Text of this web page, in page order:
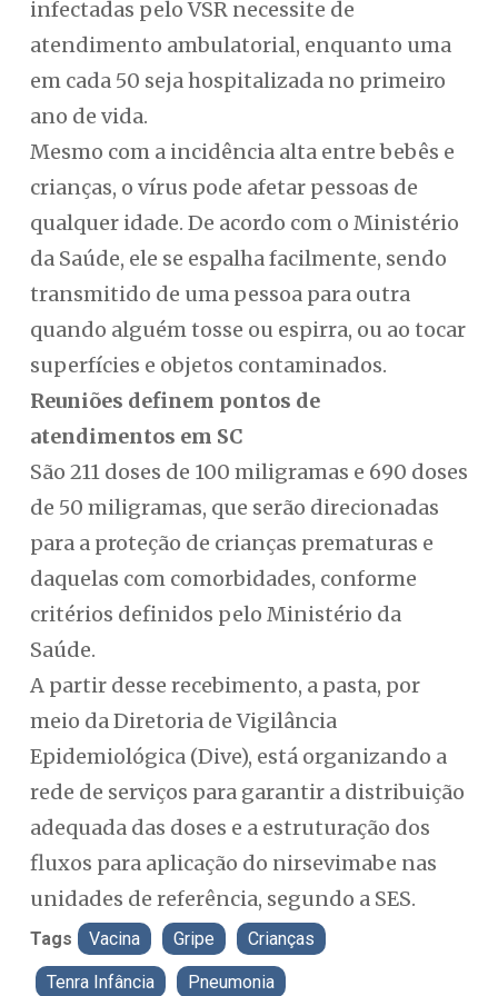
infectadas pelo VSR necessite de
atendimento ambulatorial, enquanto uma
em cada 50 seja hospitalizada no primeiro
ano de vida.
Mesmo com a incidência alta entre bebês e
crianças, o vírus pode afetar pessoas de
qualquer idade. De acordo com o Ministério
da Saúde, ele se espalha facilmente, sendo
transmitido de uma pessoa para outra
quando alguém tosse ou espirra, ou ao tocar
superfícies e objetos contaminados.
Reuniões definem pontos de
atendimentos em SC
São 211 doses de 100 miligramas e 690 doses
de 50 miligramas, que serão direcionadas
para a proteção de crianças prematuras e
daquelas com comorbidades, conforme
critérios definidos pelo Ministério da
Saúde.
A partir desse recebimento, a pasta, por
meio da Diretoria de Vigilância
Epidemiológica (Dive), está organizando a
rede de serviços para garantir a distribuição
adequada das doses e a estruturação dos
fluxos para aplicação do nirsevimabe nas
unidades de referência, segundo a SES.
Tags Vacina Gripe Crianças
Tenra Infância Pneumonia